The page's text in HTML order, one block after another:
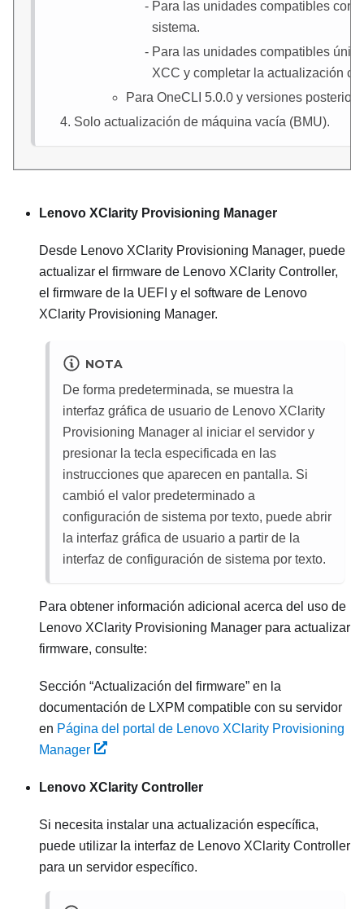
Para las unidades compatibles con
sistema.
Para las unidades compatibles
XCC y completar la actualización
Para OneCLI 5.0.0 y versiones
Solo actualización de máquina vacía (BMU).
Lenovo XClarity Provisioning Manager
Desde Lenovo XClarity Provisioning Manager, puede
actualizar el firmware de Lenovo XClarity Controller,
el firmware de la UEFI y el software de Lenovo
XClarity Provisioning Manager.
NOTA
De forma predeterminada, se muestra la
interfaz gráfica de usuario de Lenovo XClarity
Provisioning Manager al iniciar el servidor y
presionar la tecla especificada en las
instrucciones que aparecen en pantalla. Si
cambió el valor predeterminado a
configuración de sistema por texto, puede abrir
la interfaz gráfica de usuario a partir de la
interfaz de configuración de sistema por texto.
Para obtener información adicional acerca del uso de
Lenovo XClarity Provisioning Manager para actualizar
firmware, consulte:
Sección Actualización del firmware en la
documentación de LXPM compatible con su servidor
en Página del portal de Lenovo XClarity Provisioning
Manager
Lenovo XClarity Controller
Si necesita instalar una actualización específica,
puede utilizar la interfaz de Lenovo XClarity Controller
para un servidor específico.